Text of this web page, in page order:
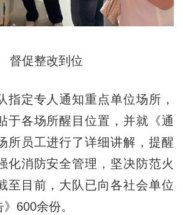
督促整改到位
定专人通知重点单位场所，
于各场所醒目位置，并就《通
所员工进行了详细讲解，提醒
化消防安全管理，坚决防范火
至目前，大队已向各社会单位
600余份。